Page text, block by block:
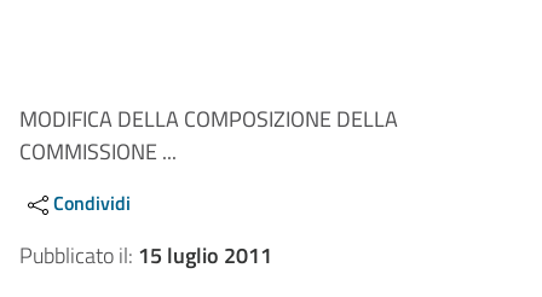
MODIFICA DELLA COMPOSIZIONE DELLA
COMMISSIONE ...
Condividi
Pubblicato il: 15 luglio 2011